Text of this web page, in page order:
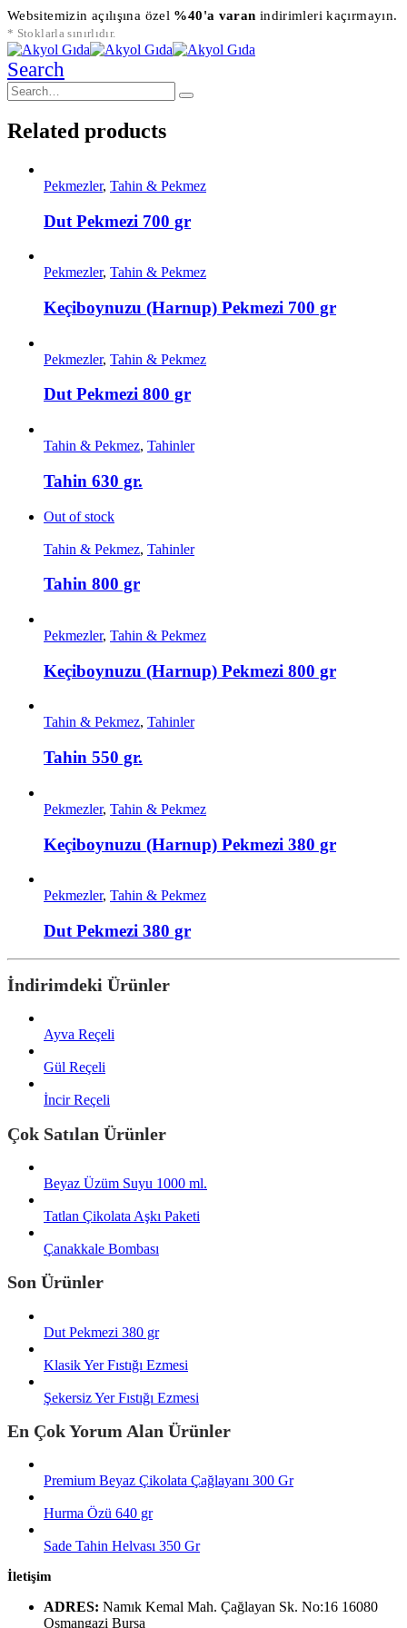
Websitemizin açılışına özel %40'a varan indirimleri kaçırmayın.
* Stoklarla sınırlıdır.
Search
Related products
Pekmezler, Tahin & Pekmez
Dut Pekmezi 700 gr
Pekmezler, Tahin & Pekmez
Keçiboynuzu (Harnup) Pekmezi 700 gr
Pekmezler, Tahin & Pekmez
Dut Pekmezi 800 gr
Tahin & Pekmez, Tahinler
Tahin 630 gr.
Out of stock
Tahin & Pekmez, Tahinler
Tahin 800 gr
Pekmezler, Tahin & Pekmez
Keçiboynuzu (Harnup) Pekmezi 800 gr
Tahin & Pekmez, Tahinler
Tahin 550 gr.
Pekmezler, Tahin & Pekmez
Keçiboynuzu (Harnup) Pekmezi 380 gr
Pekmezler, Tahin & Pekmez
Dut Pekmezi 380 gr
İndirimdeki Ürünler
Ayva Reçeli
Gül Reçeli
İncir Reçeli
Çok Satılan Ürünler
Beyaz Üzüm Suyu 1000 ml.
Tatlan Çikolata Aşkı Paketi
Çanakkale Bombası
Son Ürünler
Dut Pekmezi 380 gr
Klasik Yer Fıstığı Ezmesi
Şekersiz Yer Fıstığı Ezmesi
En Çok Yorum Alan Ürünler
Premium Beyaz Çikolata Çağlayanı 300 Gr
Hurma Özü 640 gr
Sade Tahin Helvası 350 Gr
İletişim
ADRES: Namık Kemal Mah. Çağlayan Sk. No:16 16080
Osmangazi Bursa